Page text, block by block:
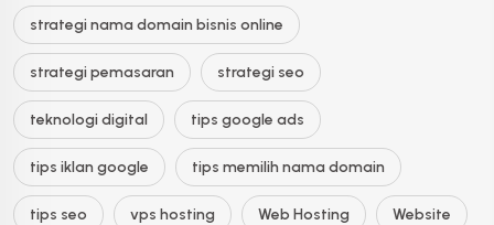
strategi nama domain bisnis online
strategi pemasaran strategi seo
teknologi digital tips google ads
tips iklan google tips memilih nama domain
tips seo vps hosting Web Hosting Website